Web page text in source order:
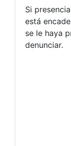
Si
está
se le haya
denunciar.